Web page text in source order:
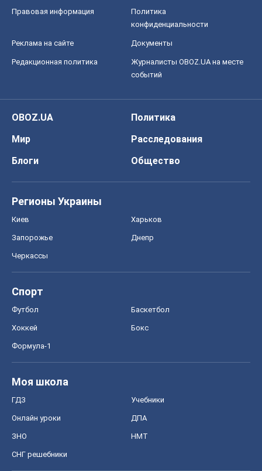
Правовая информация
Политика
конфиденциальности
Реклама на сайте Документы
Редакционная политика
Журналисты OBOZ.UA на месте
событий
OBOZ.UA
Политика
Мир
Расследования
Блоги
Общество
Регионы Украины
Киев Харьков
Запорожье Днепр
Черкассы
Спорт
Футбол Баскетбол
Хоккей Бокс
Формула-1
Моя школа
ГДЗ Учебники
Онлайн уроки ДПА
ЗНО НМТ
СНГ решебники